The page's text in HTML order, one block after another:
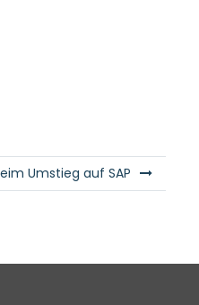
Umstieg auf SAP